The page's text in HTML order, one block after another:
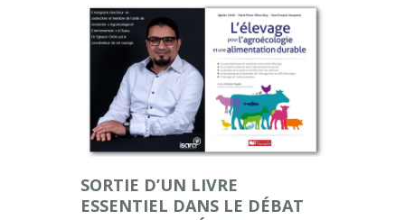
SORTIE D’UN LIVRE
ESSENTIEL DANS LE DÉBAT